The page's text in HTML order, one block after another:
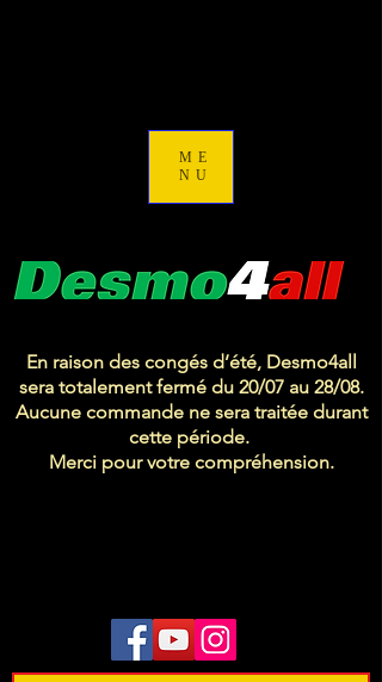
ME
NU
En raison des congés d’été, Desmo4all
sera totalement fermé du 20/07 au 28/08.
Aucune commande ne sera traitée durant
cette période.
Merci pour votre compréhension.